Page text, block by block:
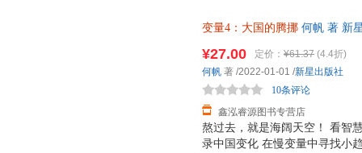
变量4：大国的腾挪 何帆 著 新
熬过去，就是海阔天空！ 看智
录中国变化 在慢变量中寻找小
¥27.00 定价： ¥61.37 (4.4折)
鑫泓睿源图书专营店
10条评论
何帆 著 /2022-01-01 /新星出版社